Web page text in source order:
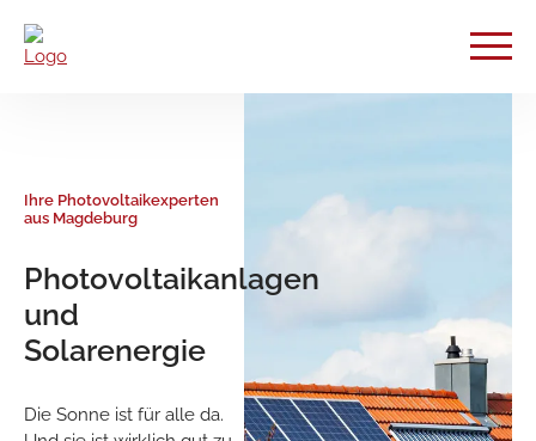
Magdeburg
Wärmepumpe
als Heizlösung
Die erneuerbare Energie
aus Luft, Grundwasser
und der Erde ist jederzeit